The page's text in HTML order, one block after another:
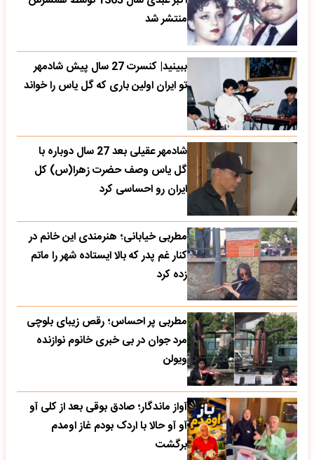
منتشر شد
ببینید| کنسرت 27 سال پیش شادمهر
تو ایران اولین باری که گل یاس را خواند
شادمهر عقیلی بعد 27 سال دوباره با
گل یاس وصف حضرت زهرا(س) کل
ایران رو احساسی کرد
مطربی خیابانی؛ هنرمندی این خانم در
کنار غم پدر که بالا ایستاده شهر را ماتم
زده کرد
مطربی پر احساس؛ رقص زیبای بلوچی
مرد جوان در بی خبری خانوم نوازنده
ویولن
آواز ماندگار؛ صادق بوقی بعد از کلی آو
آو آو حالا با اردک بودم غاز اومدم
برگشت